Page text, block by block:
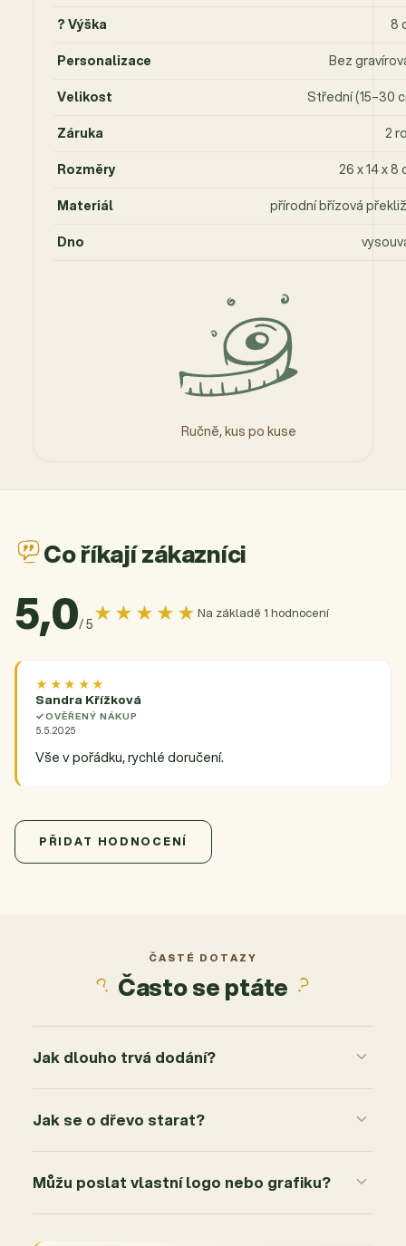
Ručně, kus po kuse
? Výška
8
Personalizace
Bez
Velikost
Střední (15–30
Záruka
2
Rozměry
26 x 14 x 8
Materiál
přírodní břízová
Dno
Co říkají zákazníci
5,0/ 5★★★★★Na základě 1 hodnocení
★★★★★
Sandra Křížková
OVĚŘENÝ NÁKUP
5.5.2025
Vše v pořádku, rychlé doručení.
5,0Průměrné hodnocení produktu je 5,0 z 5 hvězdiček.
1 hodnocení
PŘIDAT HODNOCENÍ
ČASTÉ DOTAZY
Často se ptáte
Jak dlouho trvá dodání?
Jak se o dřevo starat?
Můžu poslat vlastní logo nebo grafiku?